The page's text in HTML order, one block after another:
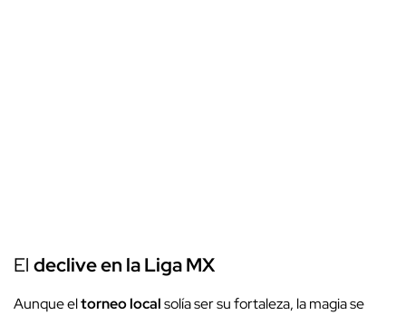
El declive en la Liga MX
Aunque eltorneo localsolía ser su fortaleza, la magia se